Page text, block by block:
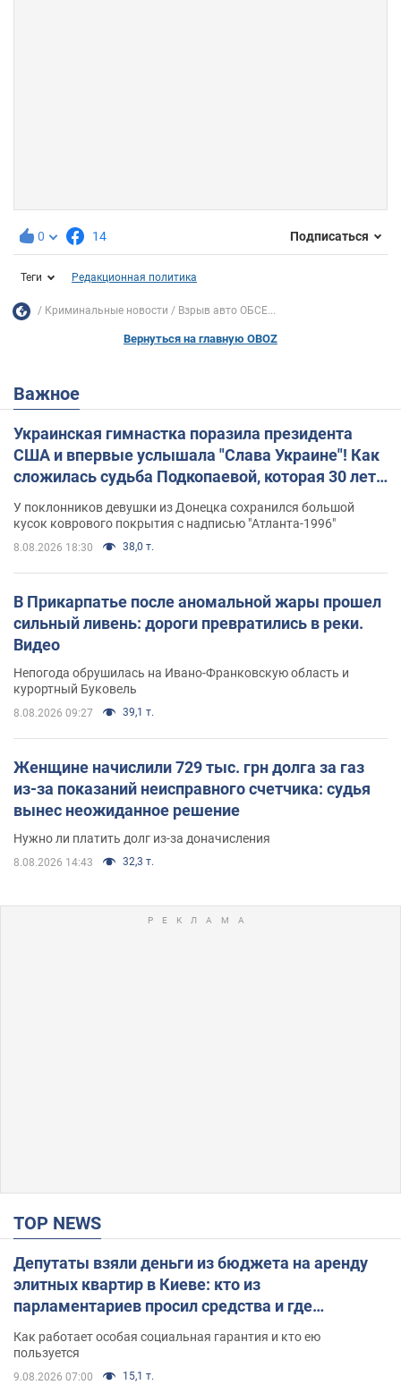
0 14 Подписаться
Теги Редакционная политика
Криминальные новости Взрыв авто ОБСЕ...
Вернуться на главную OBOZ
Важное
Украинская гимнастка поразила президента
США и впервые услышала "Слава Украине"! Как
сложилась судьба Подкопаевой, которая 30 лет
У поклонников девушки из Донецка сохранился большой
кусок коврового покрытия с надписью "Атланта-1996"
8.08.2026 18:30 38,0 т.
В Прикарпатье после аномальной жары прошел
сильный ливень: дороги превратились в реки.
Видео
Непогода обрушилась на Ивано-Франковскую область и
курортный Буковель
8.08.2026 09:27 39,1 т.
Женщине начислили 729 тыс. грн долга за газ
из-за показаний неисправного счетчика: судья
вынес неожиданное решение
Нужно ли платить долг из-за доначисления
8.08.2026 14:43 32,3 т.
TOP NEWS
Депутаты взяли деньги из бюджета на аренду
элитных квартир в Киеве: кто из
парламентариев просил средства и где
поселился
Как работает особая социальная гарантия и кто ею
пользуется
9.08.2026 07:00 15,1 т.